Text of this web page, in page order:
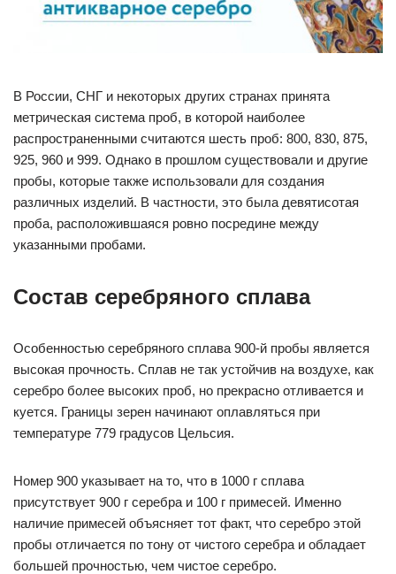
В России, СНГ и некоторых других странах принята
метрическая система проб, в которой наиболее
распространенными считаются шесть проб: 800, 830, 875,
925, 960 и 999. Однако в прошлом существовали и другие
пробы, которые также использовали для создания
различных изделий. В частности, это была девятисотая
проба, расположившаяся ровно посредине между
указанными пробами.
Состав серебряного сплава
Особенностью серебряного сплава 900-й пробы является
высокая прочность. Сплав не так устойчив на воздухе, как
серебро более высоких проб, но прекрасно отливается и
куется. Границы зерен начинают оплавляться при
температуре 779 градусов Цельсия.
Номер 900 указывает на то, что в 1000 г сплава
присутствует 900 г серебра и 100 г примесей. Именно
наличие примесей объясняет тот факт, что серебро этой
пробы отличается по тону от чистого серебра и обладает
большей прочностью, чем чистое серебро.